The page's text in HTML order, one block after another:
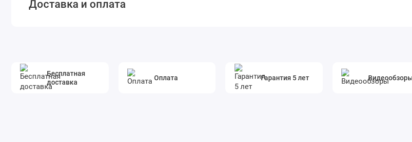
Доставка и оплата
Бесплатная
доставка
Оплата Гарантия 5 лет